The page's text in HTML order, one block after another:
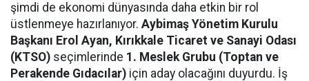
şimdi de ekonomi dünyasında daha etkin bir rol
üstlenmeye hazırlanıyor. Aybimaş Yönetim Kurulu
Başkanı Erol Ayan, Kırıkkale Ticaret ve Sanayi Odası
(KTSO) seçimlerinde 1. Meslek Grubu (Toptan ve
Perakende Gıdacılar) için aday olacağını duyurdu. İş